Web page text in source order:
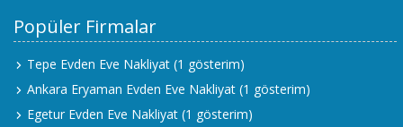
Popüler Firmalar
Tepe Evden Eve Nakliyat (1 gösterim)
Ankara Eryaman Evden Eve Nakliyat (1 gösterim)
Egetur Evden Eve Nakliyat (1 gösterim)